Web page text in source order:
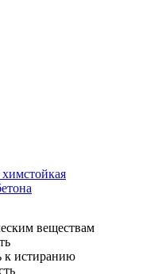
веществам
к истиранию